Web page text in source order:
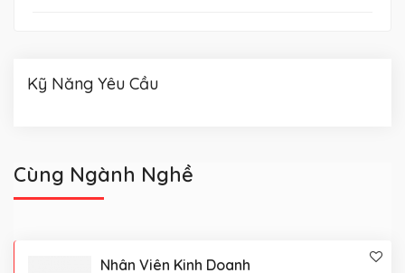
Kỹ Năng Yêu Cầu
Cùng Ngành Nghề
Nhân Viên Kinh Doanh